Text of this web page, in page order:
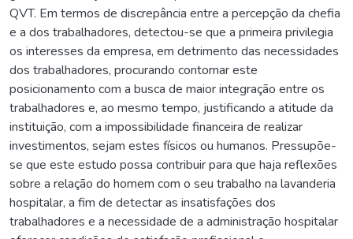
QVT. Em termos de discrepância entre a percepção da chefia
e a dos trabalhadores, detectou-se que a primeira privilegia
os interesses da empresa, em detrimento das necessidades
dos trabalhadores, procurando contornar este
posicionamento com a busca de maior integração entre os
trabalhadores e, ao mesmo tempo, justificando a atitude da
instituição, com a impossibilidade financeira de realizar
investimentos, sejam estes físicos ou humanos. Pressupõe-
se que este estudo possa contribuir para que haja reflexões
sobre a relação do homem com o seu trabalho na lavanderia
hospitalar, a fim de detectar as insatisfações dos
trabalhadores e a necessidade de a administração hospitalar